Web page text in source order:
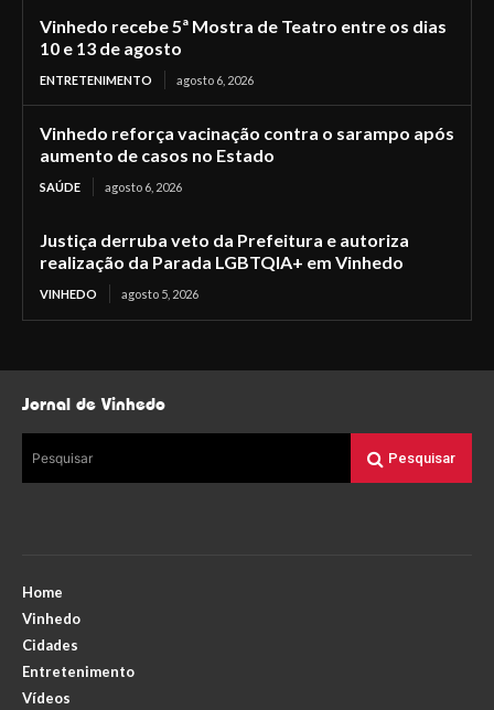
Vinhedo recebe 5ª Mostra de Teatro entre os dias
10 e 13 de agosto
ENTRETENIMENTO agosto 6, 2026
Vinhedo reforça vacinação contra o sarampo após
aumento de casos no Estado
SAÚDE agosto 6, 2026
Justiça derruba veto da Prefeitura e autoriza
realização da Parada LGBTQIA+ em Vinhedo
VINHEDO agosto 5, 2026
Jornal de Vinhedo
Pesquisar Pesquisar
Home
Vinhedo
Cidades
Entretenimento
Vídeos